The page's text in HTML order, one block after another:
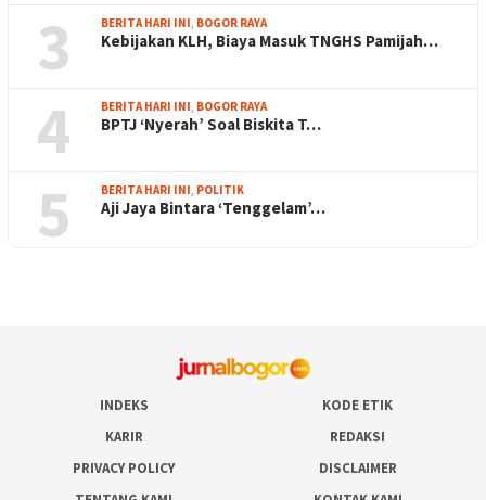
3 BERITA HARI INI, BOGOR RAYA
Kebijakan KLH, Biaya Masuk TNGHS Pamijah…
4 BERITA HARI INI, BOGOR RAYA
BPTJ ‘Nyerah’ Soal Biskita T…
5 BERITA HARI INI, POLITIK
Aji Jaya Bintara ‘Tenggelam’…
INDEKS
KODE ETIK
KARIR
REDAKSI
PRIVACY POLICY
DISCLAIMER